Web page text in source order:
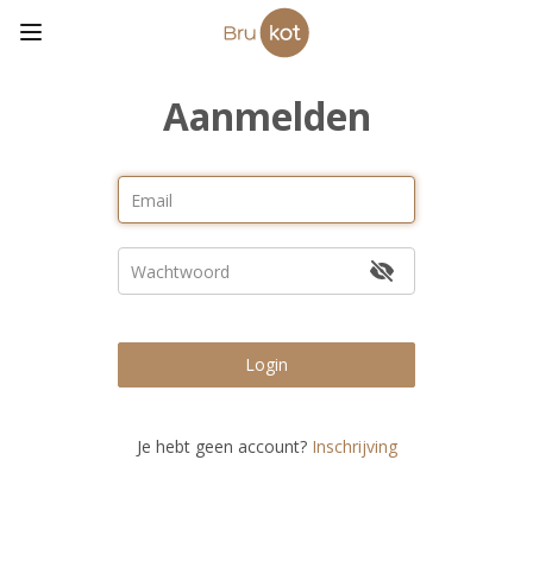
Aanmelden
Login
Je hebt geen account? Inschrijving